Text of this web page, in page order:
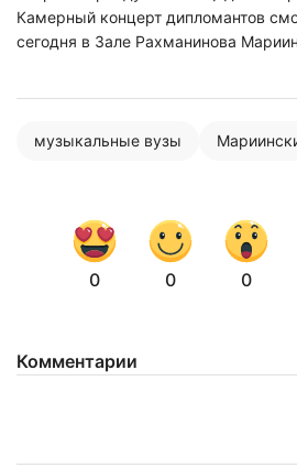
Камерный концерт дипломантов
сегодня в Зале Рахманинова
музыкальные вузы
0 0 0
Комментарии